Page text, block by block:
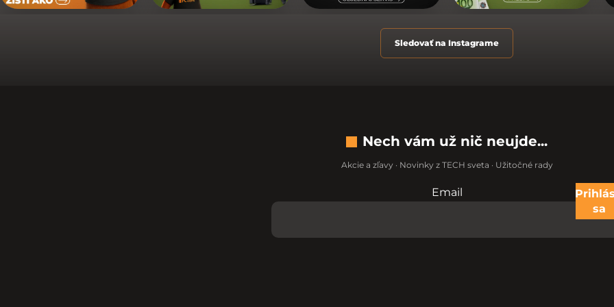
Sledovať na Instagrame
Nech vám už nič neujde...
Akcie a zľavy · Novinky z TECH sveta · Užitočné rady
Nevypĺňajte toto pole:
Email
sa